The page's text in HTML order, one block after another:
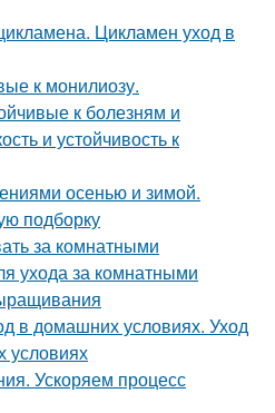
Цикламен уход в
к монилиозу.
к болезням и
и устойчивость к
осенью и зимой.
подборку
за комнатными
ухода за комнатными
в домашних условиях. Уход
условиях
Ускоряем процесс